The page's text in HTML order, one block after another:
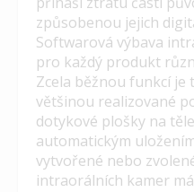
způsobenou jejich
Softwarová výbava
pro každý produkt
Zcela běžnou funkcí je
většinou realizované
dotykové plošky na
automatickým
vytvořené nebo
intraorálních kamer